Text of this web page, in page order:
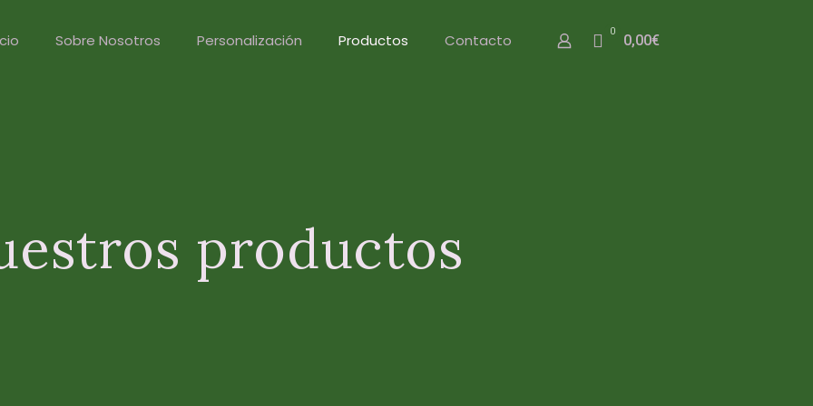
Sobre Nosotros Personalización Productos Contacto 0
0,00€
productos